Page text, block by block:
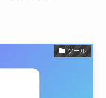
ツール